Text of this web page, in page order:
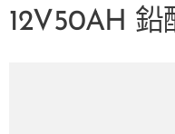
12V50AH 鉛